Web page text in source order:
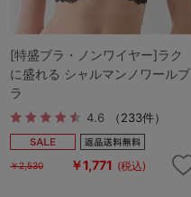
[特盛ブラ・ノンワイヤー]ラク
に盛れる シャルマンノワールブ
ラ
4.6 （233件）
￥2,530 ￥1,771 (税込)